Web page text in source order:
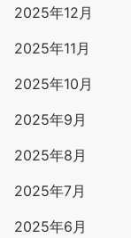
2025年12月
2025年11月
2025年10月
2025年9月
2025年8月
2025年7月
2025年6月